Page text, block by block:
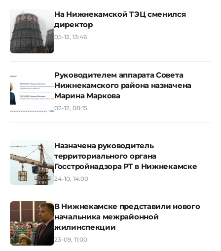
На Нижнекамской ТЭЦ сменился
директор
05-12, 13:46
Руководителем аппарата Совета
Нижнекамского района назначена
Марина Маркова
02-12, 08:15
Назначена руководитель
территориального органа
Госстройнадзора РТ в Нижнекамске
24-10, 14:00
В Нижнекамске представили нового
начальника межрайонной
жилинспекции
23-09, 11:00